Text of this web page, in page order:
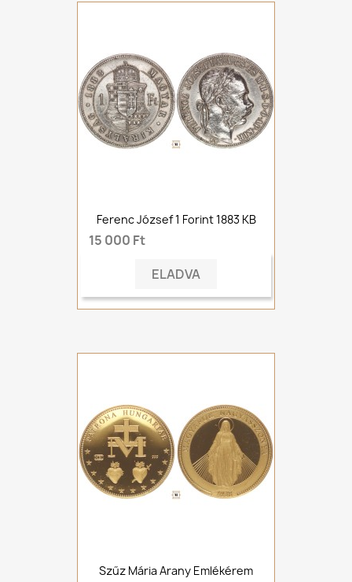
Ferenc József 1 Forint 1883 KB
15 000 Ft
ELADVA
Szűz Mária Arany Emlékérem